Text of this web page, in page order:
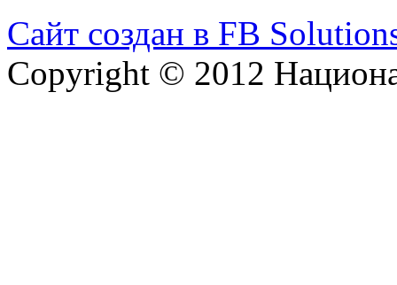
Сайт создан в FB
Copyright © 2012